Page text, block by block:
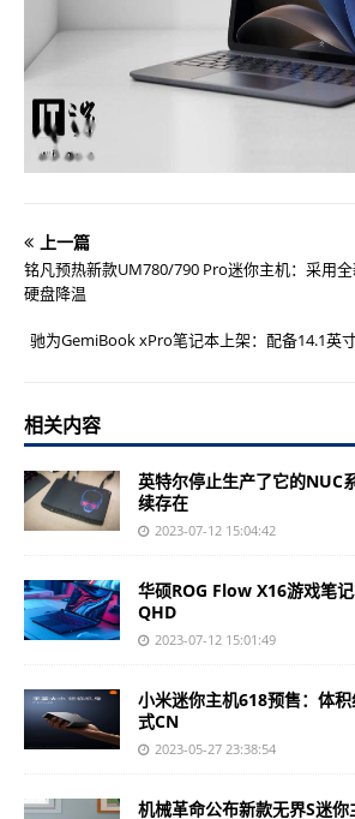
上一篇
铭凡预热新款UM780/790 Pro迷你主机：采用
硬盘降温
驰为GemiBook xPro笔记本上架：配备14.1英
相关内容
英特尔停止生产了它的NUC
续存在
2023-07-12 15:04:42
华硕ROG Flow X16游戏笔
QHD
2023-07-12 15:01:49
小米迷你主机618预售：体
式CN
2023-05-27 23:38:54
机械革命公布新款无界S迷